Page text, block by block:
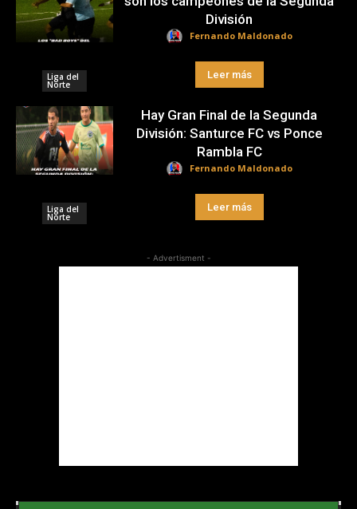
Liga del
Norte
División
Fernando Maldonado
Leer más
Liga del
Norte
Hay Gran Final de la Segunda
División: Santurce FC vs Ponce
Rambla FC
Fernando Maldonado
Leer más
- Advertisment -